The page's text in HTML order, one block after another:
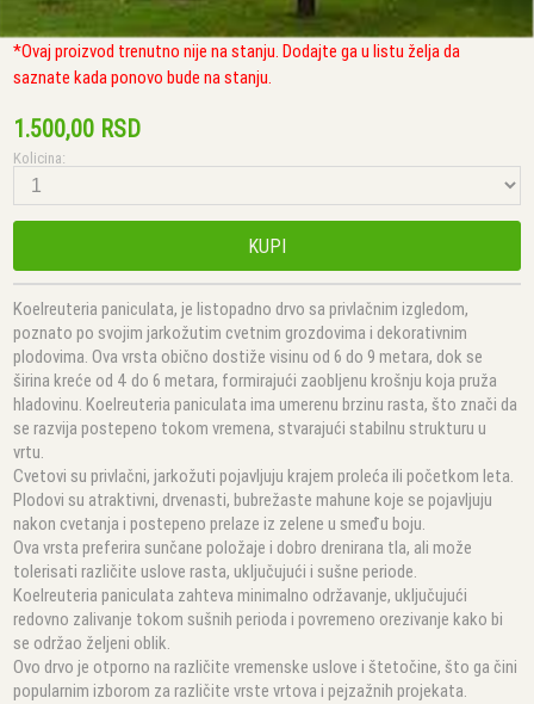
*Ovaj proizvod trenutno nije na stanju. Dodajte ga u listu želja da
saznate kada ponovo bude na stanju.
1.500,00 RSD
Kolicina:
KUPI
Koelreuteria paniculata, je listopadno drvo sa privlačnim izgledom,
poznato po svojim jarkožutim cvetnim grozdovima i dekorativnim
plodovima. Ova vrsta obično dostiže visinu od 6 do 9 metara, dok se
širina kreće od 4 do 6 metara, formirajući zaobljenu krošnju koja pruža
hladovinu. Koelreuteria paniculata ima umerenu brzinu rasta, što znači da
se razvija postepeno tokom vremena, stvarajući stabilnu strukturu u
vrtu.
Cvetovi su privlačni, jarkožuti pojavljuju krajem proleća ili početkom leta.
Plodovi su atraktivni, drvenasti, bubrežaste mahune koje se pojavljuju
nakon cvetanja i postepeno prelaze iz zelene u smeđu boju.
Ova vrsta preferira sunčane položaje i dobro drenirana tla, ali može
tolerisati različite uslove rasta, uključujući i sušne periode.
Koelreuteria paniculata zahteva minimalno održavanje, uključujući
redovno zalivanje tokom sušnih perioda i povremeno orezivanje kako bi
se održao željeni oblik.
Ovo drvo je otporno na različite vremenske uslove i štetočine, što ga čini
popularnim izborom za različite vrste vrtova i pejzažnih projekata.